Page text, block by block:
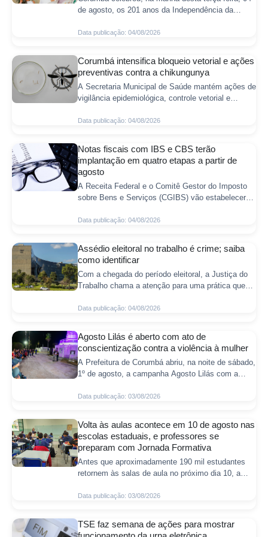
de agosto, os 201 anos da Independência da
Convenções. O evento reuniu autoridades
Data publicação: 04/08/2026
Corumbá intensifica bloqueio vetorial e ações
preventivas contra a chikungunya
A Secretaria Municipal de Saúde mantém ações de
vigilância epidemiológica, controle vetorial e
chikungunya em Corumbá. As equipes seguem mo
Data publicação: 04/08/2026
Notas fiscais com IBS e CBS terão
implantação em quatro etapas a partir de
agosto
A Receita Federal e o Comitê Gestor do Imposto
sobre Bens e Serviços (CGIBS) vão estabelecer
do destaque das alíquotas da Contribuiç
Data publicação: 04/08/2026
Assédio eleitoral no trabalho é crime; saiba
como identificar
Com a chegada do período eleitoral, a Justiça do
Trabalho chama a atenção para uma prática que
seu candidato e no exercício do
Data publicação: 04/08/2026
Agosto Lilás é aberto com ato de
conscientização contra a violência à mulher
A Prefeitura de Corumbá abriu, na noite de sábado,
1º de agosto, a campanha Agosto Lilás com a
na cor lilás. O ato marcou o início da
Data publicação: 03/08/2026
Volta às aulas acontece em 10 de agosto nas
escolas estaduais, e professores se
preparam com Jornada Formativa
Antes que aproximadamente 190 mil estudantes
retornem às salas de aula no próximo dia 10, a
inicia na próxima segunda-feira (3) a Jorn
Data publicação: 03/08/2026
TSE faz semana de ações para mostrar